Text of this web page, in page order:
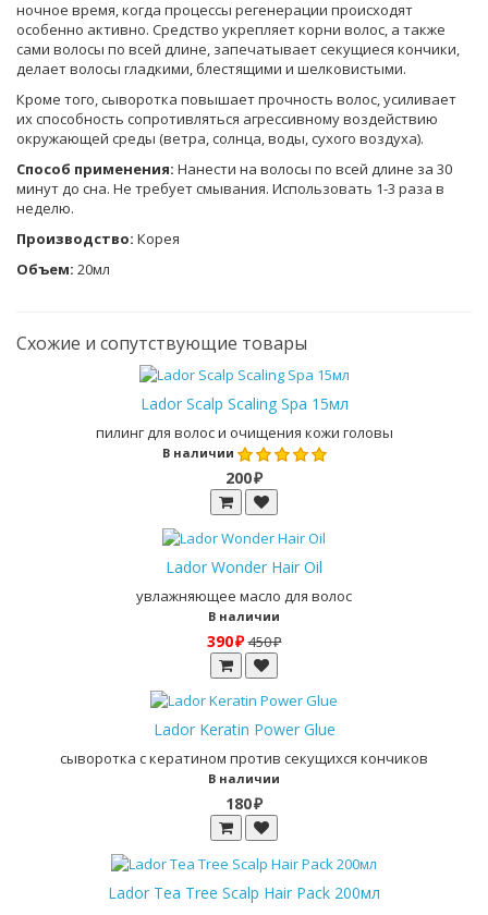
ночное время, когда процессы регенерации происходят
особенно активно. Средство укрепляет корни волос, а также
сами волосы по всей длине, запечатывает секущиеся кончики,
делает волосы гладкими, блестящими и шелковистыми.
Кроме того, сыворотка повышает прочность волос, усиливает
их способность сопротивляться агрессивному воздействию
окружающей среды (ветра, солнца, воды, сухого воздуха).
Способ применения: Нанести на волосы по всей длине за 30
минут до сна. Не требует смывания. Использовать 1-3 раза в
неделю.
Производство: Корея
Объем: 20мл
Схожие и сопутствующие товары
Lador Scalp Scaling Spa 15мл
пилинг для волос и очищения кожи головы
В наличии
200 ₽
Lador Wonder Hair Oil
увлажняющее масло для волос
В наличии
390 ₽ 450 ₽
Lador Keratin Power Glue
сыворотка с кератином против секущихся кончиков
В наличии
180 ₽
Lador Tea Tree Scalp Hair Pack 200мл